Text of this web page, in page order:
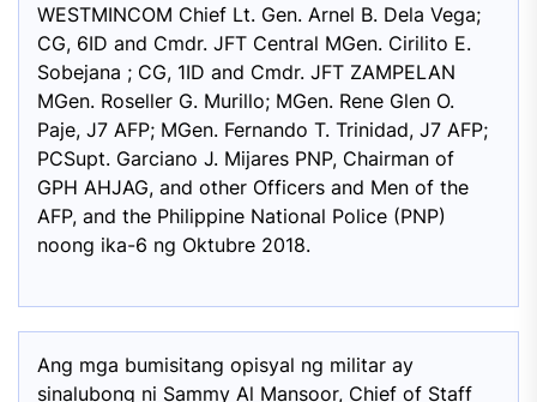
WESTMINCOM Chief Lt. Gen. Arnel B. Dela Vega;
CG, 6ID and Cmdr. JFT Central MGen. Cirilito E.
Sobejana ; CG, 1ID and Cmdr. JFT ZAMPELAN
MGen. Roseller G. Murillo; MGen. Rene Glen O.
Paje, J7 AFP; MGen. Fernando T. Trinidad, J7 AFP;
PCSupt. Garciano J. Mijares PNP, Chairman of
GPH AHJAG, and other Officers and Men of the
AFP, and the Philippine National Police (PNP)
noong ika-6 ng Oktubre 2018.
Ang mga bumisitang opisyal ng militar ay
sinalubong ni Sammy Al Mansoor, Chief of Staff